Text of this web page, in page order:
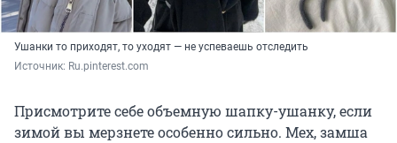
Ушанки то приходят, то уходят — не успеваешь отследить
Источник: Ru.pinterest.com
Присмотрите себе объемную шапку-ушанку, если
зимой вы мерзнете особенно сильно. Мех, замша